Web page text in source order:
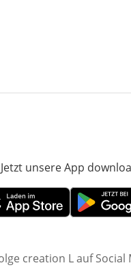
Jetzt unsere App
in neuem Fenster
Öffnet in
creation L auf Social